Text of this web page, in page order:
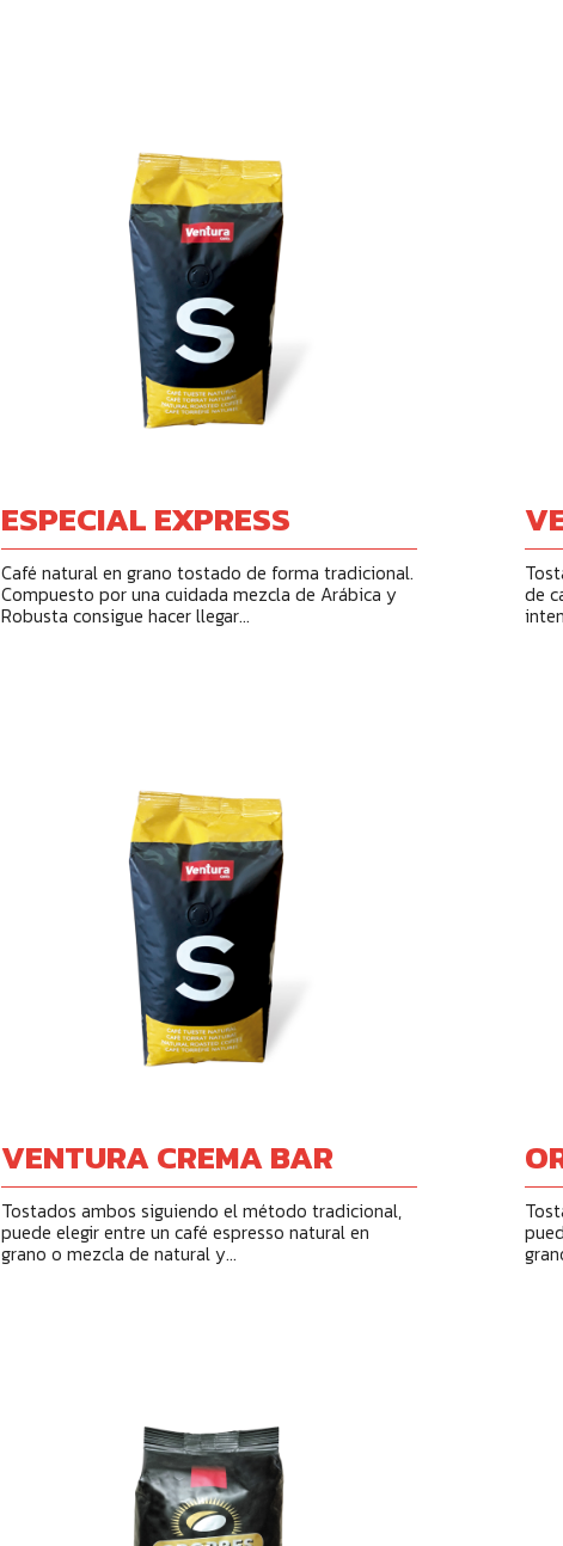
ESPECIAL EXPRESS
Café natural en grano tostado de forma tradicional.
Compuesto por una cuidada mezcla de Arábica y
Robusta consigue hacer llegar...
de
VENTURA CREMA BAR
Tostados ambos siguiendo el método tradicional,
puede elegir entre un café espresso natural en
grano o mezcla de natural y...